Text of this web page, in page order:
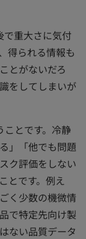
で重大さに気付
得られる情報も
とがないだろ
をしてしまいが
ことです。冷静
」「他でも問題
ク評価をしない
とです。例え
く少数の機微情
で特定先向け製
ない品質データ